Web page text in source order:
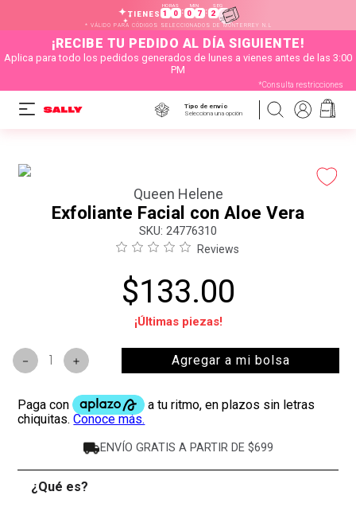
TIENES
HORAS
1 0 :
MIN
0 7 :
SEG
2 2
* VÁLIDO PARA CÓDIGOS SELECCIONADOS DE MONTERREY N.L
¡RECIBE TU PEDIDO AL DÍA SIGUIENTE!
Aplica para todo los pedidos generados de lunes a vienes antes de las 3:00
PM
*Consulta restricciones
Tipo de envío
Selecciona una opción
Queen Helene
Exfoliante Facial con Aloe Vera
: 24776310
Reviews
$133.00
¡Últimas piezas!
＋
－ Agregar a mi bolsa
ENVÍO GRATIS A PARTIR DE $699
¿Qué es?